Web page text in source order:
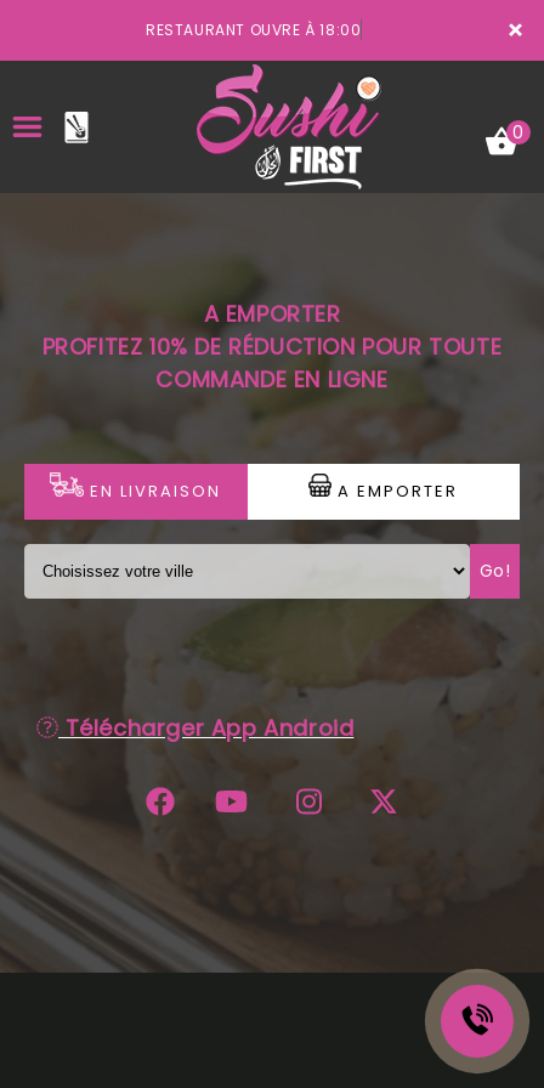
×
RESTAURANT OUVRE À 18:00
LA CARTE
VOTRE COMPTE
NOTRE RESTAURANT
VOS AVIS
MENTIONS LÉGALES
C.G.V
0
A EMPORTER
PROFITEZ 10% DE RÉDUCTION POUR TOUTE
COMMANDE EN LIGNE
EN LIVRAISON A EMPORTER
Go!
Télécharger App Android